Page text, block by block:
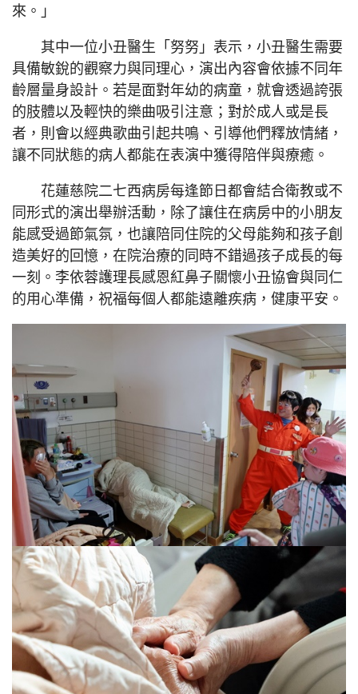
來。」
其中一位小丑醫生「努努」表示，小丑醫生需要
具備敏銳的觀察力與同理心，演出內容會依據不同年
齡層量身設計。若是面對年幼的病童，就會透過誇張
的肢體以及輕快的樂曲吸引注意；對於成人或是長
者，則會以經典歌曲引起共鳴、引導他們釋放情緒，
讓不同狀態的病人都能在表演中獲得陪伴與療癒。
花蓮慈院二七西病房每逢節日都會結合衛教或不
同形式的演出舉辦活動，除了讓住在病房中的小朋友
能感受過節氣氛，也讓陪同住院的父母能夠和孩子創
造美好的回憶，在院治療的同時不錯過孩子成長的每
一刻。李依蓉護理長感恩紅鼻子關懷小丑協會與同仁
的用心準備，祝福每個人都能遠離疾病，健康平安。